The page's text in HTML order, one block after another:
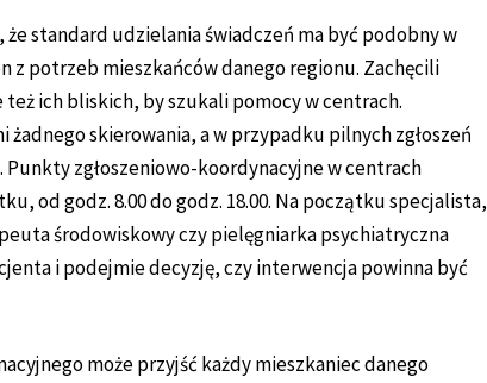
standard udzielania świadczeń ma być podobny w
z potrzeb mieszkańców danego regionu. Zachęcili
ich bliskich, by szukali pomocy w centrach.
skierowania, a w przypadku pilnych zgłoszeń
zgłoszeniowo-koordynacyjne w centrach
od godz. 8.00 do godz. 18.00. Na początku specjalista,
środowiskowy czy pielęgniarka psychiatryczna
i podejmie decyzję, czy interwencja powinna być
może przyjść każdy mieszkaniec danego